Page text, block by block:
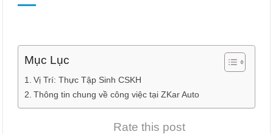
Mục Lục
Vị Trí: Thực Tập Sinh CSKH
Thông tin chung về công việc tại ZKar Auto
Rate this post